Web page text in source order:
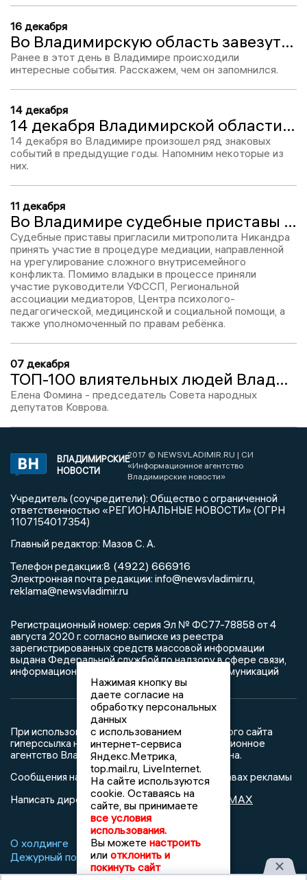
16 декабря
Во Владимирскую область завезут около 9 млн тонн московского мусора и построят экологичный завод на солнечных батареях
Ранее в этот день в Владимире происходили
интересные события. Расскажем, чем он запомнился.
14 декабря
14 декабря Владимирской области выделено 84,4 млн. рублей на развитие дорожного хозяйства
14 декабря во Владимире произошел ряд знаковых
событий в предыдущие годы. Напомним некоторые из
них.
11 декабря
Во Владимире судебные приставы пригласили митрополита Никандра помочь решить семейный конфликт
Судебные приставы пригласили митрополита Никандра
принять участие в процедуре медиации, направленной
на урегулирование сложного внутрисемейного
конфликта. Помимо владыки в процессе приняли
участие руководители УФССП, Региональной
ассоциации медиаторов, Центра психолого-
педагогической, медицинской и социальной помощи, а
также уполномоченный по правам ребёнка.
07 декабря
ТОП-100 влиятельных людей Владимирской области-2025: Елена Фомина, №77
Елена Фомина - председатель Совета народных
депутатов Коврова.
ВЛАДИМИРСКИЕ
НОВОСТИ
2017 © NEWSVLADIMIR.RU | СИ
«Информационное агентство
Владимирские новости»
Учредитель (соучредители): Общество с ограниченной
ответственностью «РЕГИОНАЛЬНЫЕ НОВОСТИ» (ОГРН
1107154017354)
Главный редактор: Мазов С. А.
Телефон редакции:8 (4922) 666916
Электронная почта редакции: info@newsvladimir.ru,
reklama@newsvladimir.ru
Регистрационный номер: серия Эл № ФС77-78858 от 4
августа 2020 г. согласно выписке из реестра
зарегистрированных средств массовой информации
выдана Федеральной службой по надзору в сфере связи,
информационных технологий и массовых коммуникаций
При использовании любого материала с данного сайта
гиперссылка на Сетевое издание «Информационное
агентство Владимирские новости» обязательна.
Сообщения на сером фоне размещены на правах рекламы
Написать директору в телеграм@mazov MAX
О холдинге Вакансии
Реклама
Дежурный по новостям
Нажимая кнопку вы
даете согласие на
обработку персональных
данных
с использованием
интернет-сервиса
Яндекс.Метрика,
top.mail.ru, LiveInternet.
На сайте используются
cookie. Оставаясь на
сайте, вы принимаете
все условия
использования.
Вы можете настроить
или отклонить и
покинуть сайт